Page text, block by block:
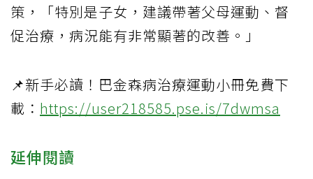
策，「特別是子女，建議帶著父母運動、督
促治療，病況能有非常顯著的改善。」
📌新手必讀！巴金森病治療運動小冊免費下
載： https://user218585.pse.is/7dwmsa
延伸閱讀